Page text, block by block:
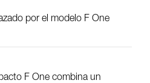
por el modelo F One
F One combina un